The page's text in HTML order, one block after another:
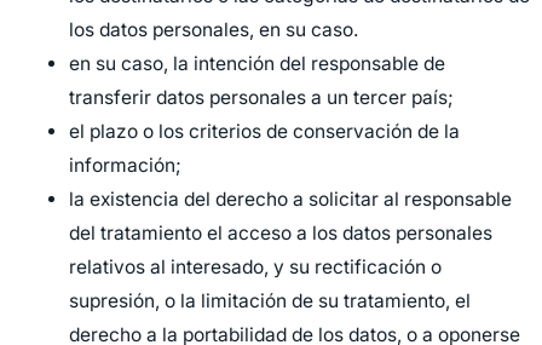
los datos personales, en su caso.
en su caso, la intención del responsable de
transferir datos personales a un tercer país;
el plazo o los criterios de conservación de la
información;
la existencia del derecho a solicitar al responsable
del tratamiento el acceso a los datos personales
relativos al interesado, y su rectificación o
supresión, o la limitación de su tratamiento, el
derecho a la portabilidad de los datos, o a oponerse